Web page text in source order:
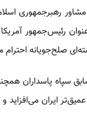
رهبرجمهوری
عنوان رئیس‌جمهور
صلح‌جویانه احترام
سپاه پاسداران
عمیق‌تر ایران